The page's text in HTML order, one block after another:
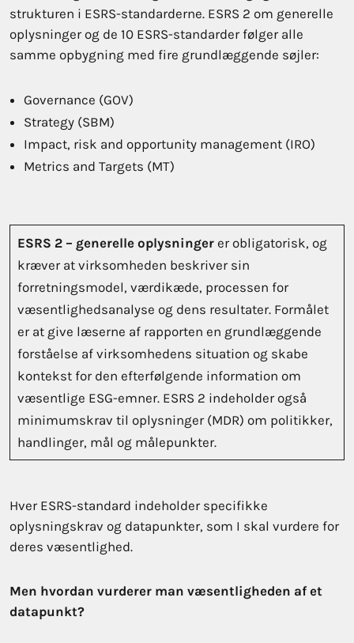
strukturen i ESRS-standarderne. ESRS 2 om generelle
oplysninger og de 10 ESRS-standarder følger alle
samme opbygning med fire grundlæggende søjler:
Governance (GOV)
Strategy (SBM)
Impact, risk and opportunity management (IRO)
Metrics and Targets (MT)
ESRS 2 – generelle oplysningerer obligatorisk, og
kræver at virksomheden beskriver sin
forretningsmodel, værdikæde, processen for
væsentlighedsanalyse og dens resultater. Formålet
er at give læserne af rapporten en grundlæggende
forståelse af virksomhedens situation og skabe
kontekst for den efterfølgende information om
væsentlige ESG-emner. ESRS 2 indeholder også
minimumskrav til oplysninger (MDR) om politikker,
handlinger, mål og målepunkter.
Hver ESRS-standard indeholder specifikke
oplysningskrav og datapunkter, som I skal vurdere for
deres væsentlighed.
Men hvordan vurderer man væsentligheden af et
datapunkt?